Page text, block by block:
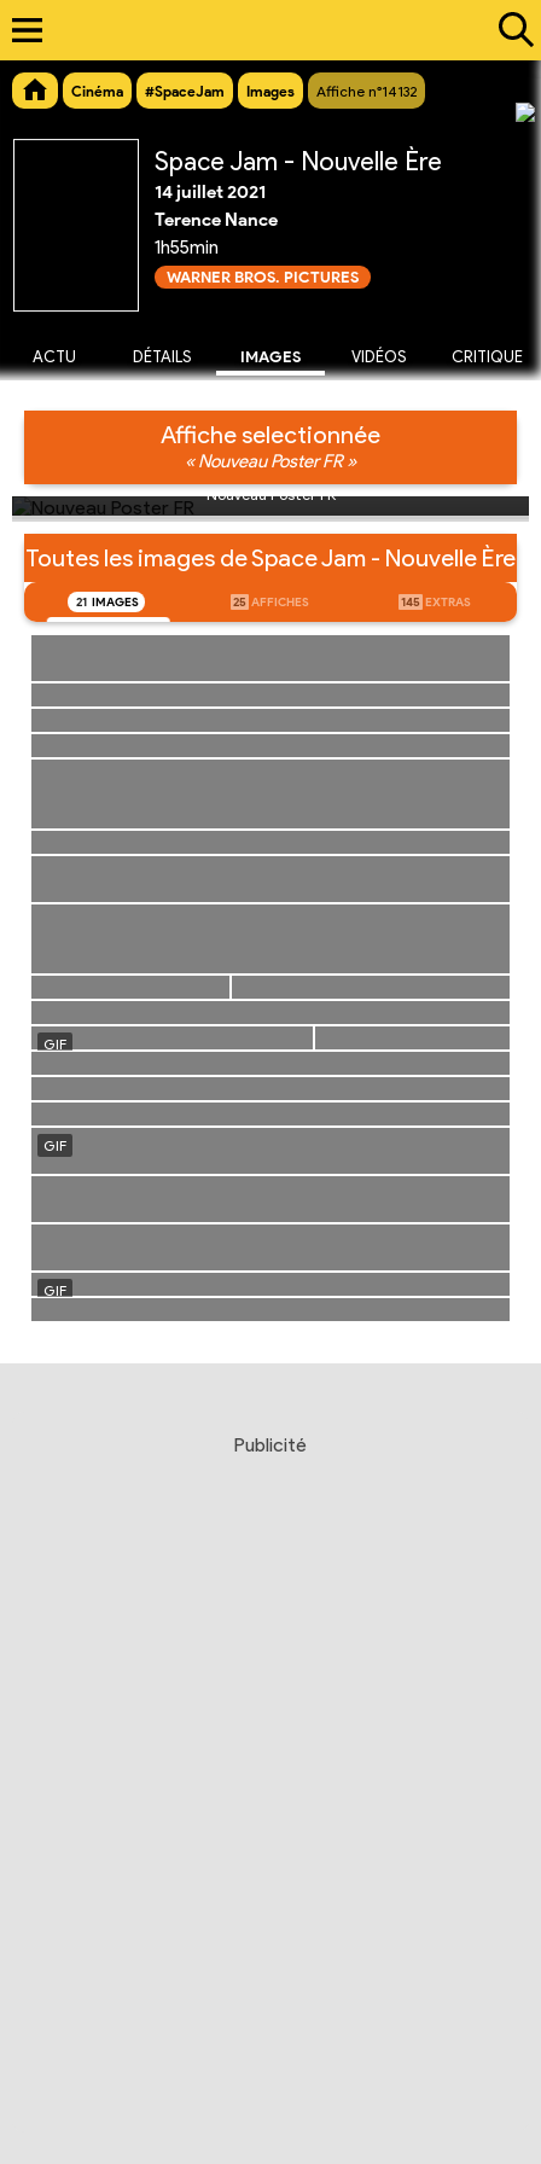
Cinéma #SpaceJam Images Affiche n°14132
Space Jam - Nouvelle Ère
14 juillet 2021
Terence Nance
1h55min
WARNER BROS. PICTURES
ACTU DÉTAILS IMAGES VIDÉOS CRITIQUE
Affiche selectionnée
« Nouveau Poster FR »
Nouveau Poster FR
Toutes les images de Space Jam - Nouvelle Ère
21 IMAGES 25 AFFICHES 145 EXTRAS
Publicité